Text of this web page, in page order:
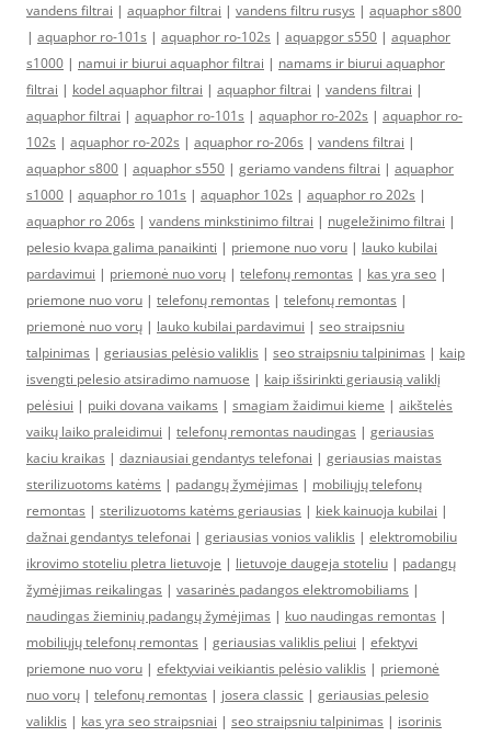
vandens filtrai | aquaphor filtrai | vandens filtru rusys | aquaphor s800
| aquaphor ro-101s | aquaphor ro-102s | aquapgor s550 | aquaphor
s1000 | namui ir biurui aquaphor filtrai | namams ir biurui aquaphor
filtrai | kodel aquaphor filtrai | aquaphor filtrai | vandens filtrai |
aquaphor filtrai | aquaphor ro-101s | aquaphor ro-202s | aquaphor ro-
102s | aquaphor ro-202s | aquaphor ro-206s | vandens filtrai |
aquaphor s800 | aquaphor s550 | geriamo vandens filtrai | aquaphor
s1000 | aquaphor ro 101s | aquaphor 102s | aquaphor ro 202s |
aquaphor ro 206s | vandens minkstinimo filtrai | nugeležinimo filtrai |
pelesio kvapa galima panaikinti | priemone nuo voru | lauko kubilai
pardavimui | priemonė nuo vorų | telefonų remontas | kas yra seo |
priemone nuo voru | telefonų remontas | telefonų remontas |
priemonė nuo vorų | lauko kubilai pardavimui | seo straipsniu
talpinimas | geriausias pelėsio valiklis | seo straipsniu talpinimas | kaip
isvengti pelesio atsiradimo namuose | kaip išsirinkti geriausią valiklį
pelėsiui | puiki dovana vaikams | smagiam žaidimui kieme | aikštelės
vaikų laiko praleidimui | telefonų remontas naudingas | geriausias
kaciu kraikas | dazniausiai gendantys telefonai | geriausias maistas
sterilizuotoms katėms | padangų žymėjimas | mobiliųjų telefonų
remontas | sterilizuotoms katėms geriausias | kiek kainuoja kubilai |
dažnai gendantys telefonai | geriausias vonios valiklis | elektromobiliu
ikrovimo stoteliu pletra lietuvoje | lietuvoje daugeja stoteliu | padangų
žymėjimas reikalingas | vasarinės padangos elektromobiliams |
naudingas žieminių padangų žymėjimas | kuo naudingas remontas |
mobiliųjų telefonų remontas | geriausias valiklis peliui | efektyvi
priemone nuo voru | efektyviai veikiantis pelėsio valiklis | priemonė
nuo vorų | telefonų remontas | josera classic | geriausias pelesio
valiklis | kas yra seo straipsniai | seo straipsniu talpinimas | isorinis